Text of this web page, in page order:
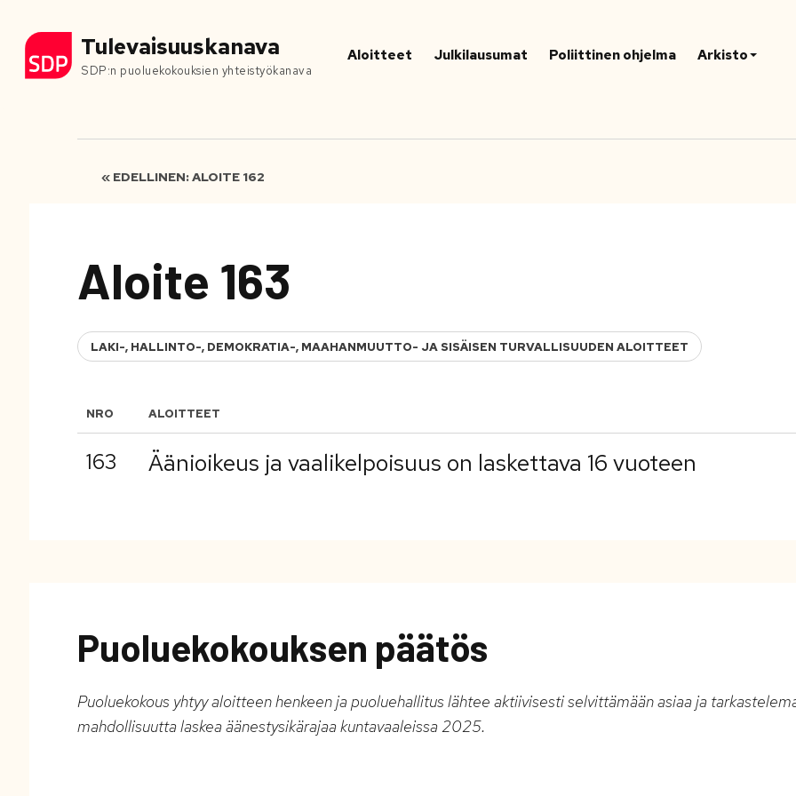
Tulevaisuuskanava
SDP:n puoluekokouksien yhteistyökanava
Aloitteet Julkilausumat Poliittinen ohjelma Arkisto
« EDELLINEN: ALOITE 162
Aloite 163
LAKI-, HALLINTO-, DEMOKRATIA-, MAAHANMUUTTO- JA SISÄISEN TURVALLISUUDEN ALOITTEET
NRO ALOITTEET
163 Äänioikeus ja vaalikelpoisuus on laskettava 16 vuoteen
Puoluekokouksen päätös
Puoluekokous yhtyy aloitteen henkeen ja puoluehallitus lähtee aktiivisesti selvittämään asiaa ja
mahdollisuutta laskea äänestysikärajaa kuntavaaleissa 2025.